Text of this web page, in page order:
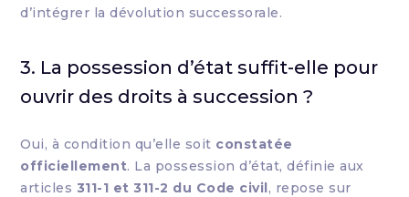
d’intégrer la dévolution successorale.
3. La possession d’état suffit-elle pour
ouvrir des droits à succession ?
Oui, à condition qu’elle soit constatée
officiellement. La possession d’état, définie aux
articles 311-1 et 311-2 du Code civil, repose sur